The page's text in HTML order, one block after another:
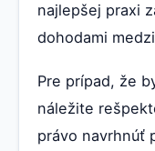
najlepšej praxi
dohodami
Pre prípad, že
náležite
právo navrhnúť